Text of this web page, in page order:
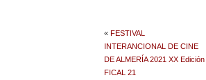
« FESTIVAL
INTERANCIONAL DE CINE
DE ALMERÍA 2021 XX Edición
FICAL 21